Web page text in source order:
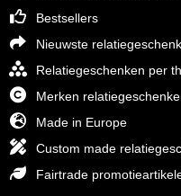
Bestsellers
Nieuwste
Relatiegeschenken per
Merken
Made in Europe
Custom made
Fairtrade